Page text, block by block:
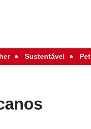
Sustentável Pet